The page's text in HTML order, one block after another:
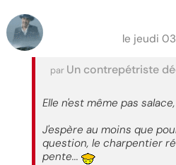
le jeudi
par Un contrepétriste
Elle n'est même pas
J'espère au moins que
question, le charpentier
pente...